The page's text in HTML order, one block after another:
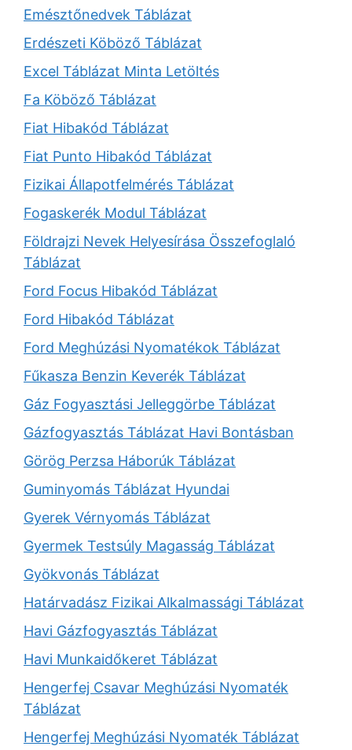
Emésztőnedvek Táblázat
Erdészeti Köböző Táblázat
Excel Táblázat Minta Letöltés
Fa Köböző Táblázat
Fiat Hibakód Táblázat
Fiat Punto Hibakód Táblázat
Fizikai Állapotfelmérés Táblázat
Fogaskerék Modul Táblázat
Földrajzi Nevek Helyesírása Összefoglaló
Táblázat
Ford Focus Hibakód Táblázat
Ford Hibakód Táblázat
Ford Meghúzási Nyomatékok Táblázat
Fűkasza Benzin Keverék Táblázat
Gáz Fogyasztási Jelleggörbe Táblázat
Gázfogyasztás Táblázat Havi Bontásban
Görög Perzsa Háborúk Táblázat
Guminyomás Táblázat Hyundai
Gyerek Vérnyomás Táblázat
Gyermek Testsúly Magasság Táblázat
Gyökvonás Táblázat
Határvadász Fizikai Alkalmassági Táblázat
Havi Gázfogyasztás Táblázat
Havi Munkaidőkeret Táblázat
Hengerfej Csavar Meghúzási Nyomaték
Táblázat
Hengerfej Meghúzási Nyomaték Táblázat